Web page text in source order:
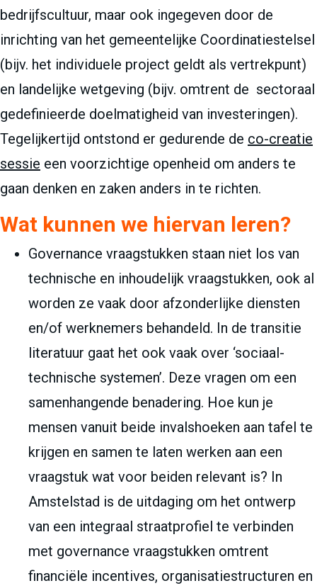
bedrijfscultuur, maar ook ingegeven door de
inrichting van het gemeentelijke Coordinatiestelsel
(bijv. het individuele project geldt als vertrekpunt)
en landelijke wetgeving (bijv. omtrent de sectoraal
gedefinieerde doelmatigheid van investeringen).
Tegelijkertijd ontstond er gedurende de co-creatie
sessie een voorzichtige openheid om anders te
gaan denken en zaken anders in te richten.
Wat kunnen we hiervan leren?
Governance vraagstukken staan niet los van
technische en inhoudelijk vraagstukken, ook al
worden ze vaak door afzonderlijke diensten
en/of werknemers behandeld. In de transitie
literatuur gaat het ook vaak over ‘sociaal-
technische systemen’. Deze vragen om een
samenhangende benadering. Hoe kun je
mensen vanuit beide invalshoeken aan tafel te
krijgen en samen te laten werken aan een
vraagstuk wat voor beiden relevant is? In
Amstelstad is de uitdaging om het ontwerp
van een integraal straatprofiel te verbinden
met governance vraagstukken omtrent
financiële incentives, organisatiestructuren en